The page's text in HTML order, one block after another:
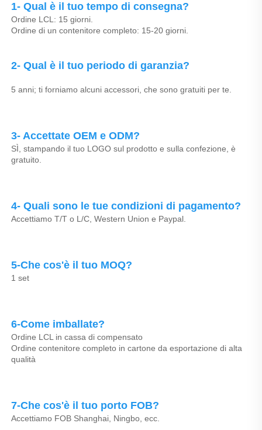
1- Qual è il tuo tempo di consegna?
Ordine LCL: 15 giorni.
Ordine di un contenitore completo: 15-20 giorni.
2- Qual è il tuo periodo di garanzia?
5 anni; ti forniamo alcuni accessori, che sono gratuiti per te.
3- Accettate OEM e ODM?
SÌ, stampando il tuo LOGO sul prodotto e sulla confezione, è
gratuito.
4- Quali sono le tue condizioni di pagamento?
Accettiamo T/T o L/C, Western Union e Paypal.
5-Che cos'è il tuo MOQ?
1 set
6-Come imballate?
Ordine LCL in cassa di compensato
Ordine contenitore completo in cartone da esportazione di alta
qualità
7-Che cos'è il tuo porto FOB?
Accettiamo FOB Shanghai, Ningbo, ecc.